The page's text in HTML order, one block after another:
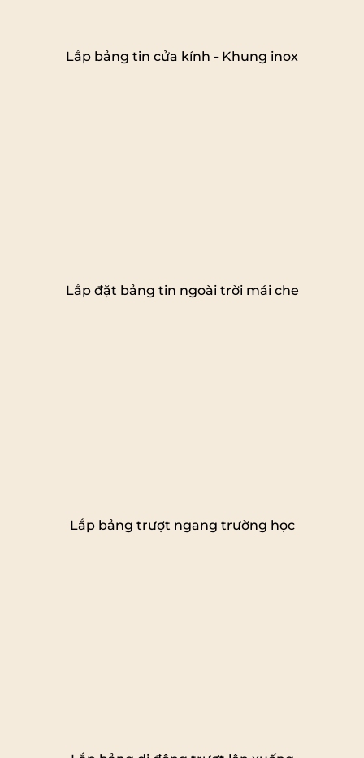
Lắp bảng tin cửa kính - Khung inox
Lắp đặt bảng tin ngoài trời mái che
Lắp bảng trượt ngang trường học